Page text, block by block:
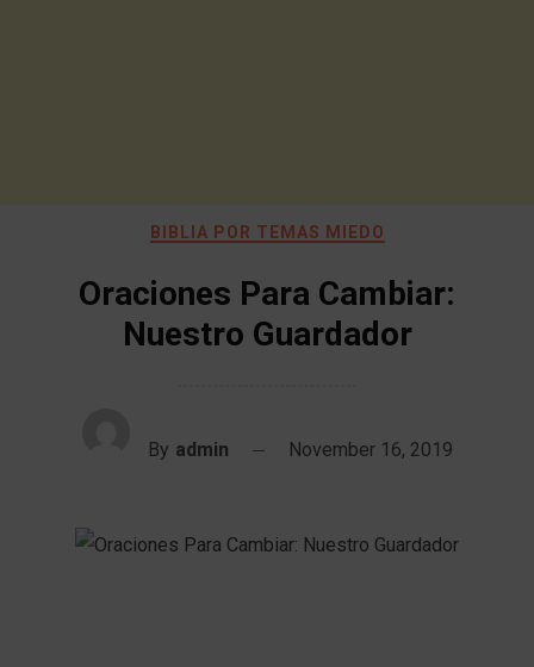
BIBLIA POR TEMAS MIEDO
Oraciones Para Cambiar:
Nuestro Guardador
By admin November 16, 2019